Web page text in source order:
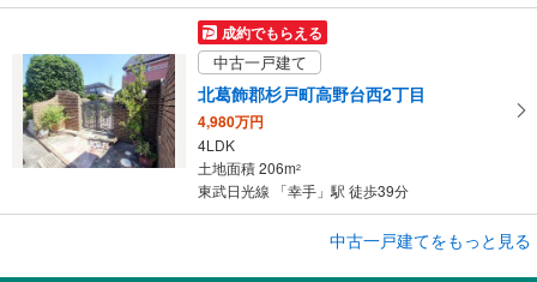
成約でもらえる
中古一戸建て
北葛飾郡杉戸町高野台西2丁目
4,980万円
4LDK
土地面積 206m2
東武日光線 「幸手」駅 徒歩39分
中古一戸建てをもっと見る